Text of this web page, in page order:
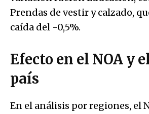
Prendas de vestir y calzado,
caída del -0,5%.
Efecto en el NOA y
país
En el análisis por regiones, el